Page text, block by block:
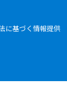
に基づく情報提供